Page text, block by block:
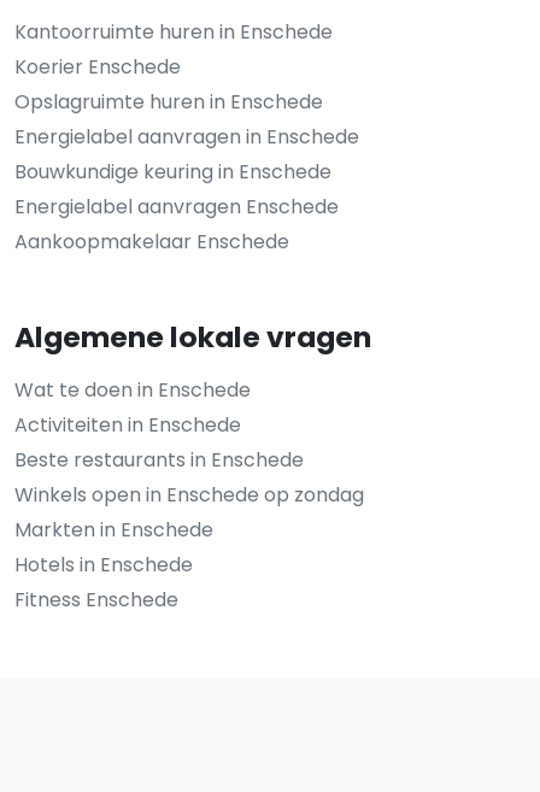
Kantoorruimte huren in Enschede
Koerier Enschede
Opslagruimte huren in Enschede
Energielabel aanvragen in Enschede
Bouwkundige keuring in Enschede
Energielabel aanvragen Enschede
Aankoopmakelaar Enschede
Algemene lokale vragen
Wat te doen in Enschede
Activiteiten in Enschede
Beste restaurants in Enschede
Winkels open in Enschede op zondag
Markten in Enschede
Hotels in Enschede
Fitness Enschede